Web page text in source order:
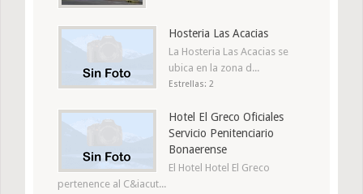
Hosteria Las Acacias
La Hosteria Las Acacias se
ubica en la zona d...
Estrellas: 2
Hotel El Greco Oficiales
Servicio Penitenciario
Bonaerense
El Hotel Hotel El Greco
pertenence al C&iacut...